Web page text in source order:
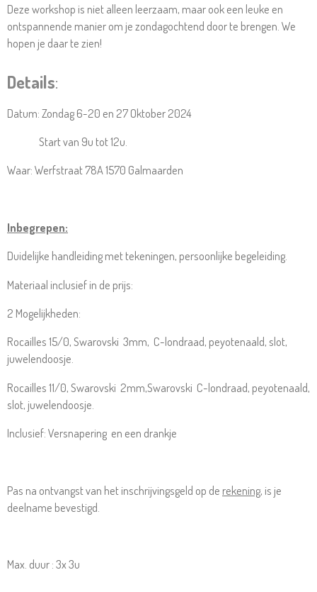
Deze workshop is niet alleen leerzaam, maar ook een leuke en
ontspannende manier om je zondagochtend door te brengen. We
hopen je daar te zien!
Details:
Datum: Zondag 6-20 en 27 Oktober 2024
Start van 9u tot 12u.
Waar: Werfstraat 78A 1570 Galmaarden
Inbegrepen:
Duidelijke handleiding met tekeningen, persoonlijke begeleiding.
Materiaal inclusief in de prijs:
2 Mogelijkheden:
Rocailles 15/0, Swarovski 3mm, C-londraad, peyotenaald, slot,
juwelendoosje.
Rocailles 11/0, Swarovski 2mm,Swarovski C-londraad, peyotenaald,
slot, juwelendoosje.
Inclusief: Versnapering en een drankje
Pas na ontvangst van het inschrijvingsgeld op de rekening, is je
deelname bevestigd.
​Max. duur : 3x 3u